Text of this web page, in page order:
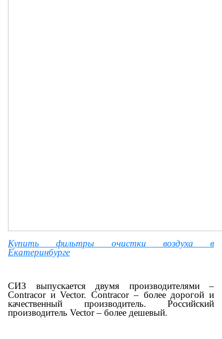
Купить фильтры очистки воздуха в
Екатеринбурге
СИЗ выпускается двумя производителями –
Contracor и Vector. Contracor – более дорогой и
качественный производитель. Российский
производитель Vector – более дешевый.